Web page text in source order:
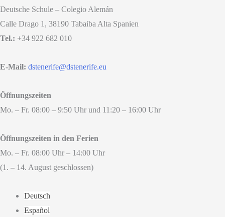
Deutsche Schule – Colegio Alemán
Calle Drago 1, 38190 Tabaiba Alta Spanien
Tel.: +34 922 682 010
E-Mail: dstenerife@dstenerife.eu
Öffnungszeiten
Mo. – Fr. 08:00 – 9:50 Uhr und 11:20 – 16:00 Uhr
Öffnungszeiten in den Ferien
Mo. – Fr. 08:00 Uhr – 14:00 Uhr
(1. – 14. August geschlossen)
Deutsch
Español